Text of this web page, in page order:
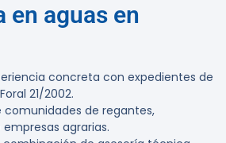
en aguas en
concreta con expedientes de
21/2002.
comunidades de regantes,
agrarias.